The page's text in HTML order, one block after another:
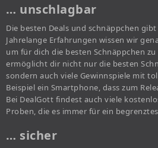
… unschlagbar
Die besten Deals und schnäppchen
Jahrelange Erfahrungen wissen wir
um für dich die besten Schnäppchen
ermöglicht dir nicht nur die besten
sondern auch viele Gewinnspiele mit
Beispiel ein Smartphone, dass zum
Bei DealGott findest auch viele
Proben, die es immer für ein
… sicher